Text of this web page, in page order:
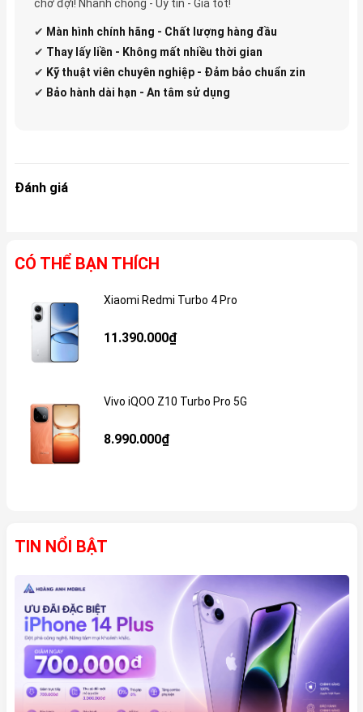
chờ đợi! Nhanh chóng - Uy tín - Giá tốt!
✔ Màn hình chính hãng - Chất lượng hàng đầu
✔ Thay lấy liền - Không mất nhiều thời gian
✔ Kỹ thuật viên chuyên nghiệp - Đảm bảo chuẩn zin
✔ Bảo hành dài hạn - An tâm sử dụng
Đánh giá
CÓ THỂ BẠN THÍCH
Xiaomi Redmi Turbo 4 Pro
11.390.000₫
Vivo iQOO Z10 Turbo Pro 5G
8.990.000₫
TIN NỔI BẬT